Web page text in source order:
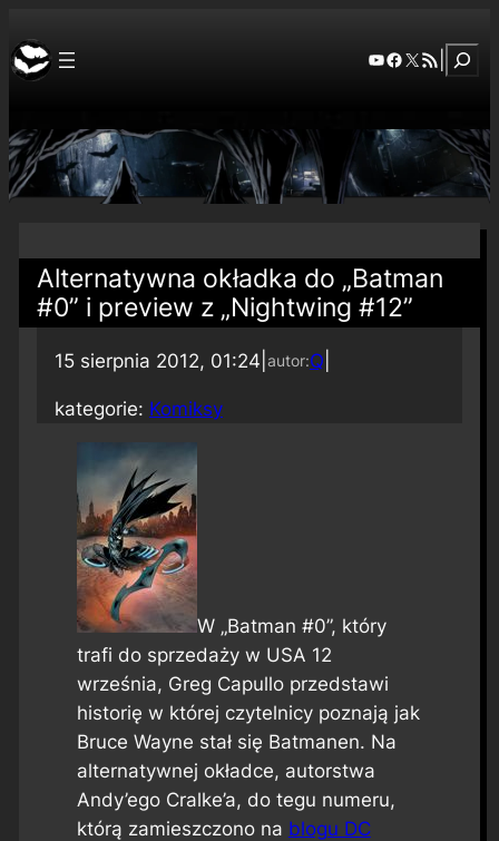
YouTube
Facebook
X RSS Feed
Alternatywna okładka do „Batman
#0” i preview z „Nightwing #12”
15 sierpnia 2012, 01:24 autor:Q
kategorie: Komiksy
W „Batman #0”, który
trafi do sprzedaży w USA 12
września, Greg Capullo przedstawi
historię w której czytelnicy poznają jak
Bruce Wayne stał się Batmanen. Na
alternatywnej okładce, autorstwa
Andy’ego Cralke’a, do tegu numeru,
którą zamieszczono na blogu DC